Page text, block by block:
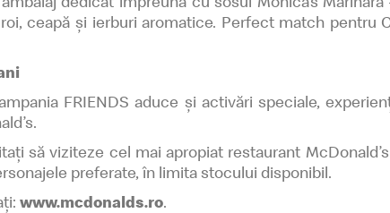
ceapă și ierburi aromatice. Perfect match pentru
FRIENDS aduce și activări speciale,
să viziteze cel mai apropiat restaurant
preferate, în limita stocului disponibil.
www.mcdonalds.ro.